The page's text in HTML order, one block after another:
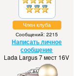
Член клуба
Сообщений: 2215
Написать личное
сообщение
Lada Largus 7 мест 16V